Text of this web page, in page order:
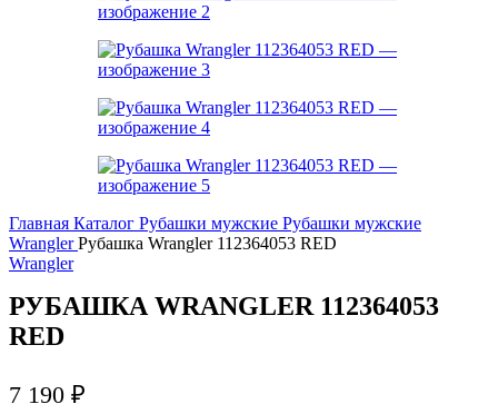
Главная Каталог Рубашки мужские Рубашки мужские
WranglerРубашка Wrangler 112364053 RED
Wrangler
РУБАШКА WRANGLER 112364053
RED
7 190 ₽